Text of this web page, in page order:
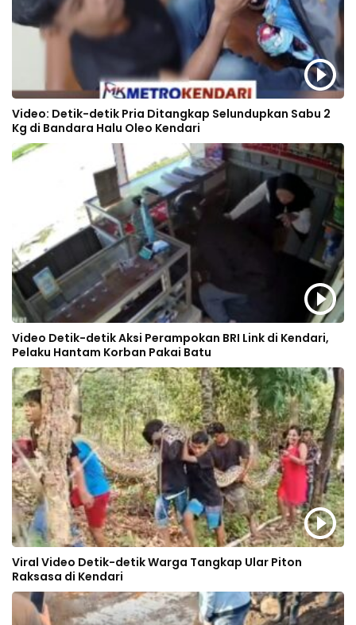
Video: Detik-detik Pria Ditangkap Selundupkan Sabu 2
Kg di Bandara Halu Oleo Kendari
Video Detik-detik Aksi Perampokan BRI Link di Kendari,
Pelaku Hantam Korban Pakai Batu
Viral Video Detik-detik Warga Tangkap Ular Piton
Raksasa di Kendari